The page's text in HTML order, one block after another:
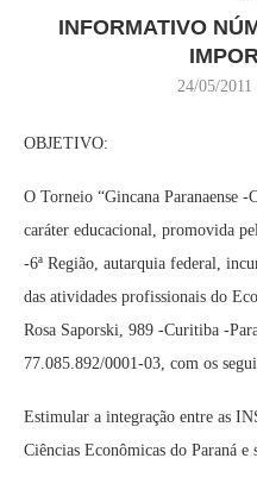
INFORMATIVO
24/05/2011
OBJETIVO:
O Torneio “Gincana Paranaense
caráter educacional, promovida
-6ª Região, autarquia federal,
das atividades profissionais do
Rosa Saporski, 989 -Curitiba -
77.085.892/0001-03, com os
Estimular a integração entre as
Ciências Econômicas do Paraná e